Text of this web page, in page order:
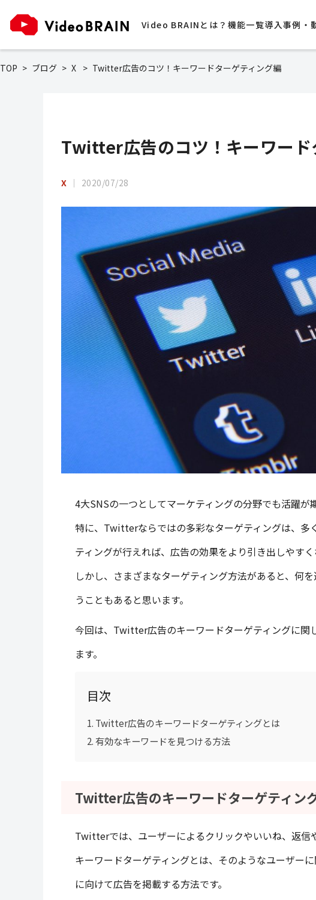
Video BRAINとは？ 機能一覧導入事例・
TOP ブログ X Twitter広告のコツ！キーワードターゲティング編
Twitter広告のコツ！キーワード
X 2020/07/28
4大SNSの一つとしてマーケティングの分野でも活躍が
特に、Twitterならではの多彩なターゲティングは、多
ティングが行えれば、広告の効果をより引き出しやすく
しかし、さまざまなターゲティング方法があると、何
うこともあると思います。
今回は、Twitter広告のキーワードターゲティングに関
ます。
目次
Twitter広告のキーワードターゲティングとは
有効なキーワードを見つける方法
Twitter広告のキーワードターゲティン
Twitterでは、ユーザーによるクリックやいいね、返信
キーワードターゲティングとは、そのようなユーザー
に向けて広告を掲載する方法です。